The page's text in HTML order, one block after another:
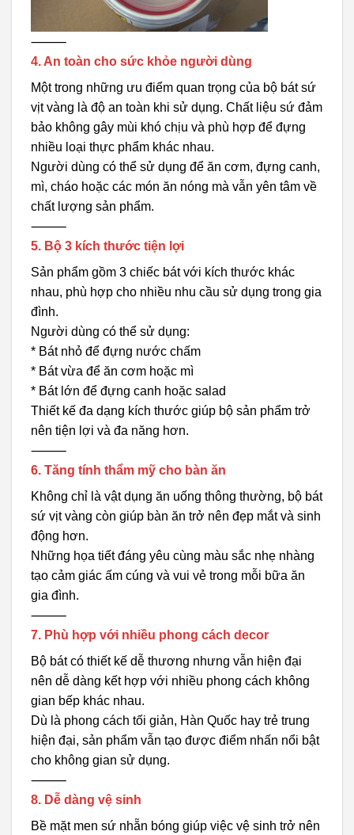
⸻
4. An toàn cho sức khỏe người dùng
Một trong những ưu điểm quan trọng của bộ bát sứ
vịt vàng là độ an toàn khi sử dụng. Chất liệu sứ đảm
bảo không gây mùi khó chịu và phù hợp để đựng
nhiều loại thực phẩm khác nhau.
Người dùng có thể sử dụng để ăn cơm, đựng canh,
mì, cháo hoặc các món ăn nóng mà vẫn yên tâm về
chất lượng sản phẩm.
⸻
5. Bộ 3 kích thước tiện lợi
Sản phẩm gồm 3 chiếc bát với kích thước khác
nhau, phù hợp cho nhiều nhu cầu sử dụng trong gia
đình.
Người dùng có thể sử dụng:
* Bát nhỏ để đựng nước chấm
* Bát vừa để ăn cơm hoặc mì
* Bát lớn để đựng canh hoặc salad
Thiết kế đa dạng kích thước giúp bộ sản phẩm trở
nên tiện lợi và đa năng hơn.
⸻
6. Tăng tính thẩm mỹ cho bàn ăn
Không chỉ là vật dụng ăn uống thông thường, bộ bát
sứ vịt vàng còn giúp bàn ăn trở nên đẹp mắt và sinh
động hơn.
Những họa tiết đáng yêu cùng màu sắc nhẹ nhàng
tạo cảm giác ấm cúng và vui vẻ trong mỗi bữa ăn
gia đình.
⸻
7. Phù hợp với nhiều phong cách decor
Bộ bát có thiết kế dễ thương nhưng vẫn hiện đại
nên dễ dàng kết hợp với nhiều phong cách không
gian bếp khác nhau.
Dù là phong cách tối giản, Hàn Quốc hay trẻ trung
hiện đại, sản phẩm vẫn tạo được điểm nhấn nổi bật
cho không gian sử dụng.
⸻
8. Dễ dàng vệ sinh
Bề mặt men sứ nhẵn bóng giúp việc vệ sinh trở nên